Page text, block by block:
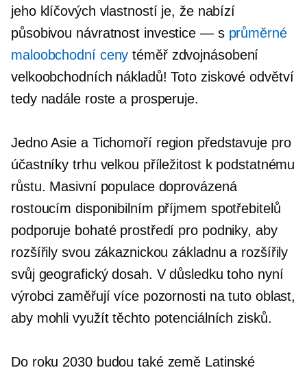
jeho klíčových vlastností je, že nabízí
působivou návratnost investice — s průměrné
maloobchodní ceny téměř zdvojnásobení
velkoobchodních nákladů! Toto ziskové odvětví
tedy nadále roste a prosperuje.
JednoAsie a Tichomoříregion představuje pro
účastníky trhu velkou příležitost k podstatnému
růstu. Masivní populace doprovázená
rostoucím disponibilním příjmem spotřebitelů
podporuje bohaté prostředí pro podniky, aby
rozšířily svou zákaznickou základnu a rozšířily
svůj geografický dosah. V důsledku toho nyní
výrobci zaměřují více pozornosti na tuto oblast,
aby mohli využít těchto potenciálních zisků.
Do roku 2030 budou také země Latinské